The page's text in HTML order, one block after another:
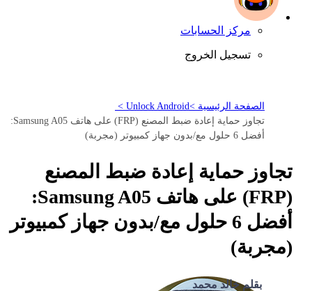
مركز الحسابات
تسجيل الخروج
الصفحة الرئيسية >Unlock Android >
تجاوز حماية إعادة ضبط المصنع (FRP) على هاتف Samsung A05:
أفضل 6 حلول مع/بدون جهاز كمبيوتر (مجربة)
تجاوز حماية إعادة ضبط المصنع
(FRP) على هاتف Samsung A05:
أفضل 6 حلول مع/بدون جهاز كمبيوتر
(مجربة)
بقلم خالد محمد